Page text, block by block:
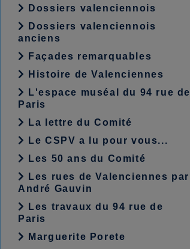
Dossiers valenciennois
Dossiers valenciennois
anciens
Façades remarquables
Histoire de Valenciennes
L'espace muséal du 94 rue de
Paris
La lettre du Comité
Le CSPV a lu pour vous...
Les 50 ans du Comité
Les rues de Valenciennes par
André Gauvin
Les travaux du 94 rue de
Paris
Marguerite Porete